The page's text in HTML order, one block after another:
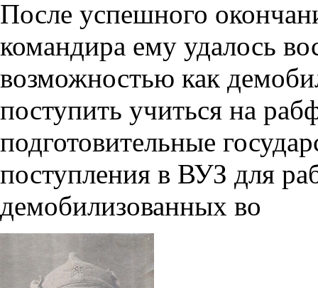
После успешного
командира ему удалось
возможностью как
поступить учиться на
подготовительные
поступления в ВУЗ для
демобилизованных во